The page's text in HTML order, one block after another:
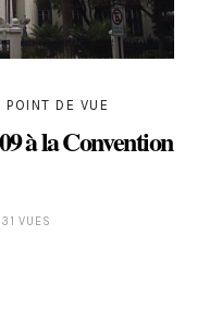
POINT DE VUE
à la Convention
VUES